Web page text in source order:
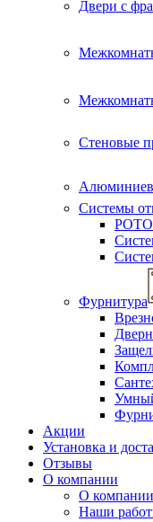
Двери с
Стеновые
Системы
РОТО
Фурнитура
Акции
Установка и
Отзывы
О компании
О компании
Наши